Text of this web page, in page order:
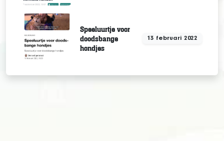
Speeluurtje voor
doodsbange
hondjes
13 februari 2022